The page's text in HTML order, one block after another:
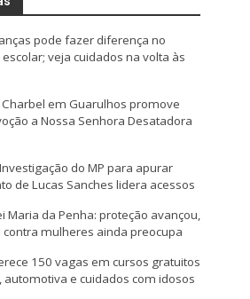
pode fazer diferença no
veja cuidados na volta às
em Guarulhos promove
a Nossa Senhora Desatadora
Investigação do MP para apurar
de Lucas Sanches lidera acessos
Maria da Penha: proteção avançou,
mulheres ainda preocupa
150 vagas em cursos gratuitos
automotiva e cuidados com idosos